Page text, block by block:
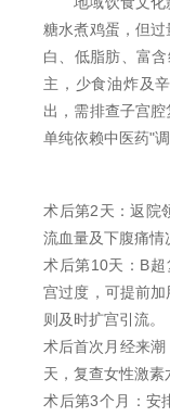
糖水煮鸡蛋，但
白、低脂肪、富
主，少食油炸及
出，需排查子宫
单纯依赖中医药"调
术后第2天：返院
流血量及下腹痛情
术后第10天：B
宫过度，可提前加
则及时扩宫引流。
术后首次月经来
天，复查女性激素
术后第3个月：安